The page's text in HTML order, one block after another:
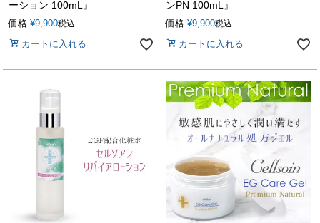
ーション 100mL』
価格 ¥9,900税込
カートに入れる
ンPN 100mL』
価格 ¥9,900税込
カートに入れる